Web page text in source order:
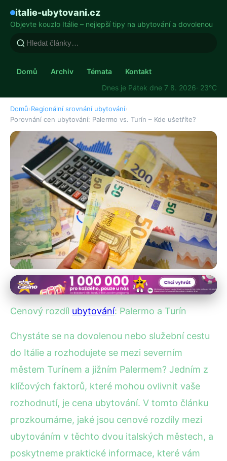
italie-ubytovani.cz
Objevte kouzlo Itálie – nejlepší tipy na ubytování a dovolenou
Domů Archiv Témata
Kontakt
Dnes je Pátek dne 7 8. 2026· 23°C
Domů›Regionální srovnání ubytování›
Porovnání cen ubytování: Palermo vs. Turín – Kde ušetříte?
Regionální srovnání ubytování
Porovnání cen ubytování:
ušetříte?
16. 9. 2025 · 4 min čtení · Autor: Kristián Novotný
Cenový rozdíl ubytování: Palermo a Turín
Chystáte se na dovolenou nebo služební cestu
do Itálie a rozhodujete se mezi severním
městem Turínem a jižním Palermem? Jedním z
klíčových faktorů, které mohou ovlivnit vaše
rozhodnutí, je cena ubytování. V tomto článku
prozkoumáme, jaké jsou cenové rozdíly mezi
ubytováním v těchto dvou italských městech, a
poskytneme praktické informace, které vám